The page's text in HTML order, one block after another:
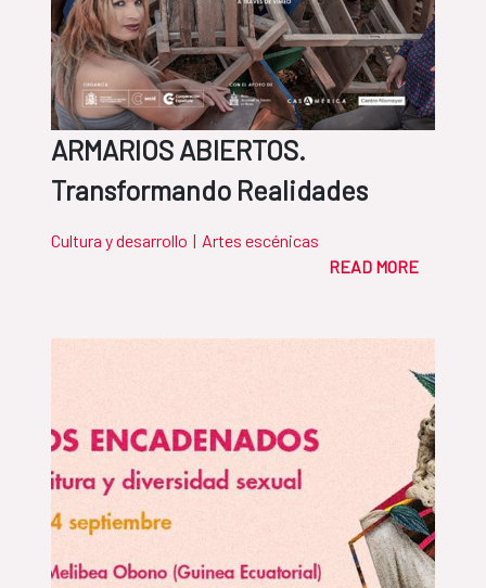
ARMARIOS ABIERTOS.
Transformando Realidades
Cultura y desarrollo | Artes escénicas
READ MORE